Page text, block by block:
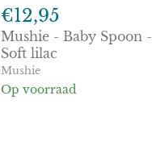
-
Baby
Spoon
-
Soft
lilac
€12,95
Mushie - Baby Spoon -
Soft lilac
Mushie
Op voorraad